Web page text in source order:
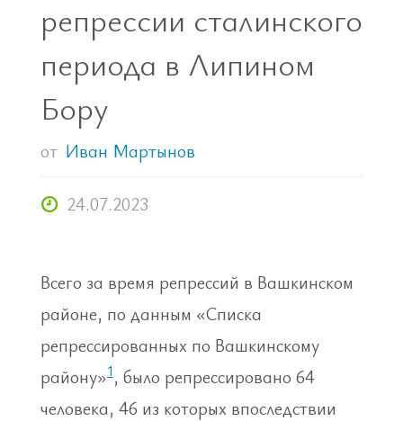
репрессии сталинского
периода в Липином
Бору
от Иван Мартынов
24.07.2023
Всего за время репрессий в Вашкинском
районе, по данным «Списка
репрессированных по Вашкинскому
району»1, было репрессировано 64
человека, 46 из которых впоследствии